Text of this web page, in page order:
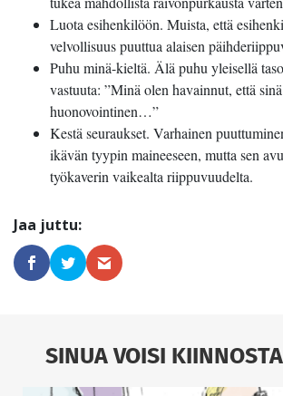
Luota esihenkilöön. Muista, että
velvollisuus puuttua alaisen
Puhu minä-kieltä. Älä puhu yleisellä
vastuuta: ”Minä olen havainnut, että
huonovointinen…”
Kestä seuraukset. Varhainen
ikävän tyypin maineeseen, mutta sen
työkaverin vaikealta riippuvuudelta.
SINUA VOISI